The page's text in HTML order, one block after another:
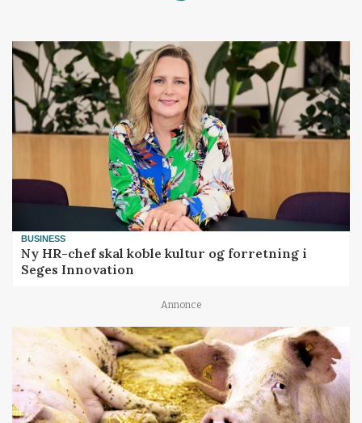
BUSINESS
Ny HR-chef skal koble kultur og forretning i
Seges Innovation
Annonce